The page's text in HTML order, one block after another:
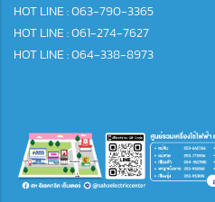
HOT LINE : 063-790-3365
HOT LINE : 061-274-7627
HOT LINE : 064-338-8973